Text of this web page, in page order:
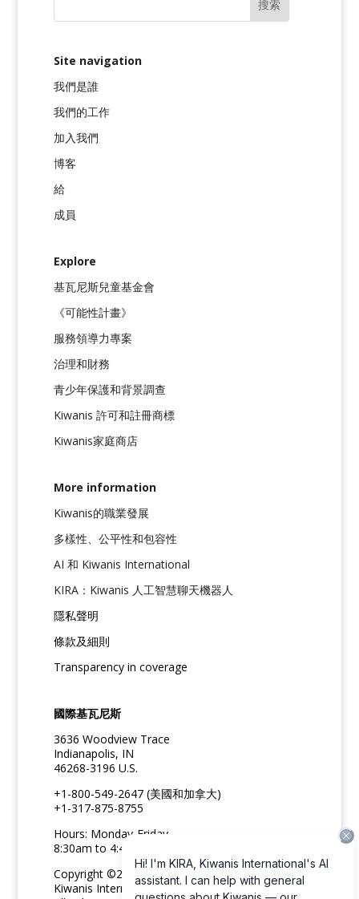
Site navigation
我們是誰
我們的工作
加入我們
博客
給
成員
Explore
基瓦尼斯兒童基金會
《可能性計畫》
服務領導力專案
治理和財務
青少年保護和背景調查
Kiwanis 許可和註冊商標
Kiwanis家庭商店
More information
Kiwanis的職業發展
多樣性、公平性和包容性
AI 和 Kiwanis International
KIRA：Kiwanis 人工智慧聊天機器人
隱私聲明
條款及細則
Transparency in coverage
國際基瓦尼斯
3636 Woodview Trace
Indianapolis, IN
46268-3196 U.S.
+1-800-549-2647 (美國和加拿大)
+1-317-875-8755
Hours: Monday-Friday
8:30am to 4:45pm ET
Copyright ©2026
Kiwanis International